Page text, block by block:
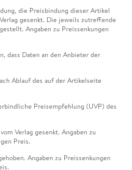
die Preisbindung dieser Artikel
gesenkt. Die jeweils zutreffende
Angaben zu Preissenkungen
dass Daten an den Anbieter der
Ablauf des auf der Artikelseite
Preisempfehlung (UVP) des
Verlag gesenkt. Angaben zu
Preis.
Angaben zu Preissenkungen